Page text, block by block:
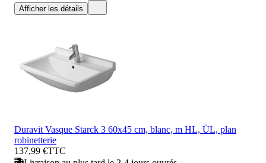
Afficher les détails
Duravit Vasque Starck 3 60x45 cm, blanc, m HL, ÜL, plan
robinetterie
137,99 €TTC